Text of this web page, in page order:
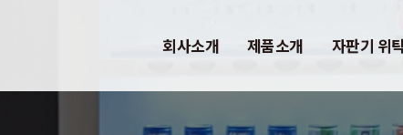
회사소개 제품소개 자판기 위